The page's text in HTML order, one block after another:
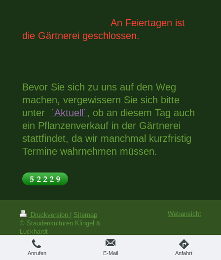
An Feiertagen ist
die Gärtnerei geschlossen.
Bevor Sie sich zu uns auf den Weg
machen, vergewissern Sie sich bitte
unter `Aktuell´, ob an diesem Tag auch
ein Pflanzenverkauf in der Gärtnerei
stattfindet, da wir manchmal kurzfristig
Termine wahrnehmen müssen.
Druckversion
Sitemap
© Staudenkulturen Klingel &
Luckhardt
Webansicht
Anrufen E-Mail Anfahrt